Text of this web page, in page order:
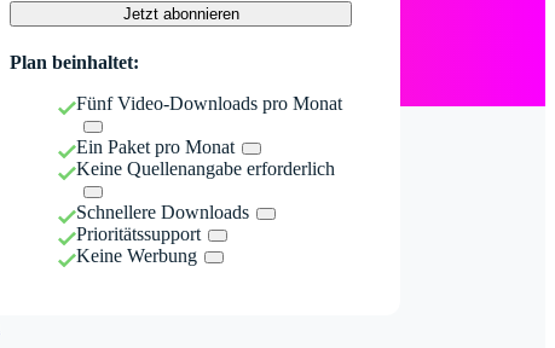
Jetzt abonnieren
Plan beinhaltet:
Fünf Video-Downloads pro Monat
Ein Paket pro Monat
Keine Quellenangabe erforderlich
Schnellere Downloads
Prioritätssupport
Keine Werbung